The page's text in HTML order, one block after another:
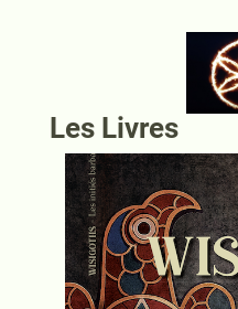
Les Livres